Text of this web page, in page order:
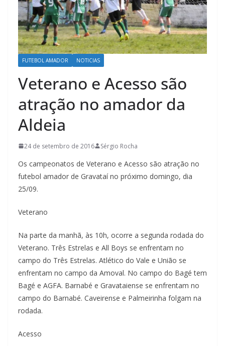
FUTEBOL AMADOR NOTICIAS
Veterano e Acesso são
atração no amador da
Aldeia
24 de setembro de 2016 Sérgio Rocha
Os campeonatos de Veterano e Acesso são atração no
futebol amador de Gravataí no próximo domingo, dia
25/09.
Veterano
Na parte da manhã, às 10h, ocorre a segunda rodada do
Veterano. Três Estrelas e All Boys se enfrentam no
campo do Três Estrelas. Atlético do Vale e União se
enfrentam no campo da Amoval. No campo do Bagé tem
Bagé e AGFA. Barnabé e Gravataiense se enfrentam no
campo do Barnabé. Caveirense e Palmeirinha folgam na
rodada.
Acesso